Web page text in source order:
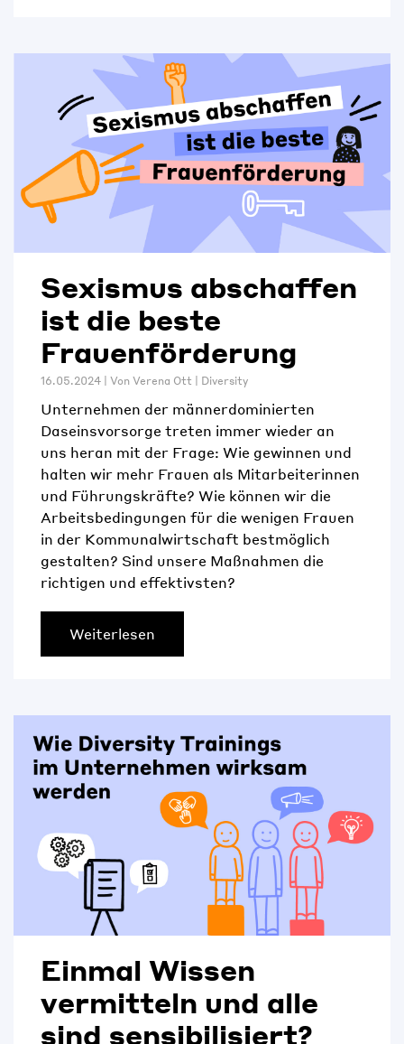
Sexismus abschaffen
ist die beste
Frauenförderung
16.05.2024 | Von Verena Ott Diversity
Unternehmen der männerdominierten
Daseinsvorsorge treten immer wieder an
uns heran mit der Frage: Wie gewinnen und
halten wir mehr Frauen als Mitarbeiterinnen
und Führungskräfte? Wie können wir die
Arbeitsbedingungen für die wenigen Frauen
in der Kommunalwirtschaft bestmöglich
gestalten? Sind unsere Maßnahmen die
richtigen und effektivsten?
Weiterlesen
Einmal Wissen
vermitteln und alle
sind sensibilisiert?